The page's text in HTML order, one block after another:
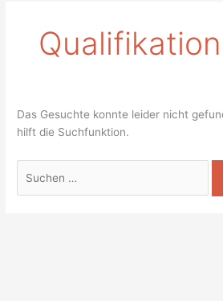
Qualifikation
Das Gesuchte konnte leider nicht
hilft die Suchfunktion.